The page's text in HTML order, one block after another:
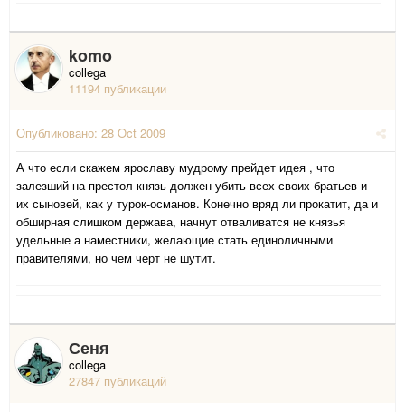
komo
collega
11194 публикации
Опубликовано: 28 Oct 2009
А что если скажем ярославу мудрому прейдет идея , что
залезший на престол князь должен убить всех своих братьев и
их сыновей, как у турок-османов. Конечно вряд ли прокатит, да и
обширная слишком держава, начнут отваливатся не князья
удельные а наместники, желающие стать единоличными
правителями, но чем черт не шутит.
Сеня
collega
27847 публикаций